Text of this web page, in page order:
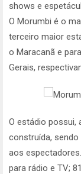
shows e
O Morumbi é o
terceiro maior
o Maracanã e
Gerais,
O estádio possui,
construída,
aos
para rádio e TV;